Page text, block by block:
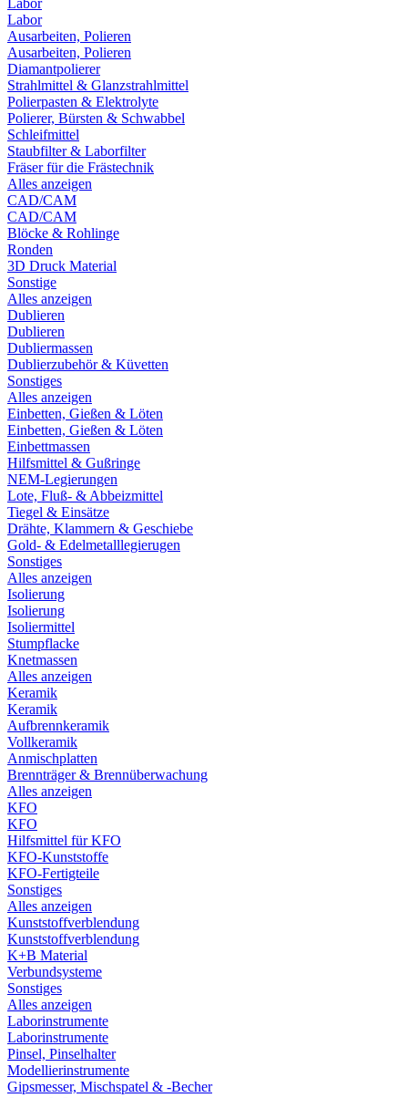
Labor
Labor
Ausarbeiten, Polieren
Ausarbeiten, Polieren
Diamantpolierer
Strahlmittel & Glanzstrahlmittel
Polierpasten & Elektrolyte
Polierer, Bürsten & Schwabbel
Schleifmittel
Staubfilter & Laborfilter
Fräser für die Frästechnik
Alles anzeigen
CAD/CAM
CAD/CAM
Blöcke & Rohlinge
Ronden
3D Druck Material
Sonstige
Alles anzeigen
Dublieren
Dublieren
Dubliermassen
Dublierzubehör & Küvetten
Sonstiges
Alles anzeigen
Einbetten, Gießen & Löten
Einbetten, Gießen & Löten
Einbettmassen
Hilfsmittel & Gußringe
NEM-Legierungen
Lote, Fluß- & Abbeizmittel
Tiegel & Einsätze
Drähte, Klammern & Geschiebe
Gold- & Edelmetalllegierugen
Sonstiges
Alles anzeigen
Isolierung
Isolierung
Isoliermittel
Stumpflacke
Knetmassen
Alles anzeigen
Keramik
Keramik
Aufbrennkeramik
Vollkeramik
Anmischplatten
Brennträger & Brennüberwachung
Alles anzeigen
KFO
KFO
Hilfsmittel für KFO
KFO-Kunststoffe
KFO-Fertigteile
Sonstiges
Alles anzeigen
Kunststoffverblendung
Kunststoffverblendung
K+B Material
Verbundsysteme
Sonstiges
Alles anzeigen
Laborinstrumente
Laborinstrumente
Pinsel, Pinselhalter
Modellierinstrumente
Gipsmesser, Mischspatel & -Becher